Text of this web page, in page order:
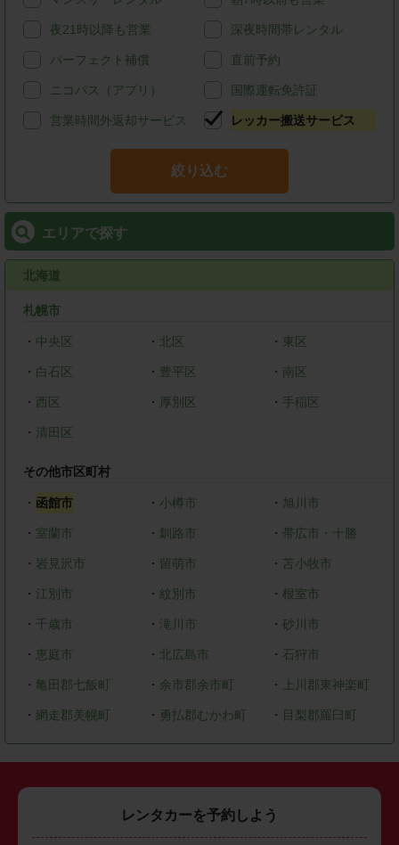
夜21時以降も営業 深夜時間帯レンタル
パーフェクト補償 直前予約
ニコパス（アプリ） 国際運転免許証
営業時間外返却サービス レッカー搬送サービス
絞り込む
エリアで探す
北海道
札幌市
・ 中央区 ・ 北区 ・ 東区
・ 白石区 ・ 豊平区 ・ 南区
・ 西区 ・ 厚別区 ・ 手稲区
・ 清田区
その他市区町村
・ 函館市 ・ 小樽市 ・ 旭川市
・ 室蘭市 ・ 釧路市 ・ 帯広市・十勝
・ 岩見沢市 ・ 留萌市 ・苫小牧市
・ 江別市 ・ 紋別市 ・ 根室市
・ 千歳市 ・ 滝川市 ・砂川市
・ 恵庭市 ・ 北広島市 ・ 石狩市
・ 亀田郡七飯町 ・ 余市郡余市町 ・ 上川郡東神楽町
・ 網走郡美幌町 ・ 勇払郡むかわ町 ・ 目梨郡羅臼町
レンタカーを予約しよう